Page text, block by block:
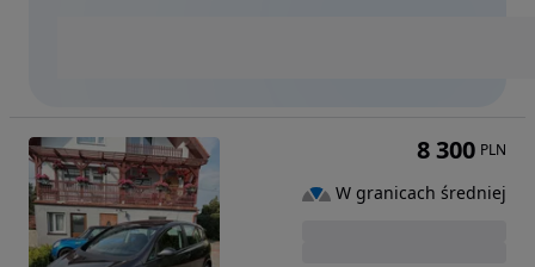
8 300 PLN
W granicach średniej